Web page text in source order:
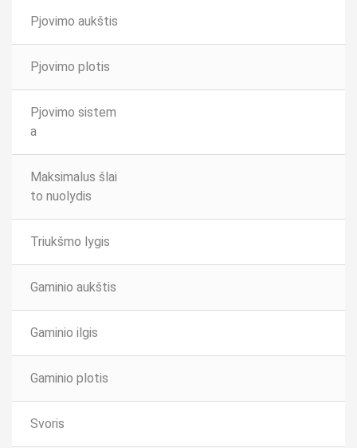
Pjovimo aukštis
Pjovimo plotis
Pjovimo sistem
a
Maksimalus šlai
to nuolydis
Triukšmo lygis
Gaminio aukštis
Gaminio ilgis
Gaminio plotis
Svoris